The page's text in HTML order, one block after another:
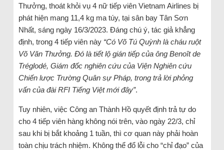
Thưởng, thoát khỏi vụ 4 nữ tiếp viên Vietnam Airlines bị
phát hiện mang 11,4 kg ma túy, tại sân bay Tân Sơn
Nhất, sáng ngày 16/3/2023. Đáng chú ý, tác giả khẳng
định, trong 4 tiếp viên này “Có Võ Tú Quỳnh là cháu ruột
Võ Văn Thưởng. Đó là tiết lộ gián tiếp của ông Benoît de
Tréglodé, Giám đốc nghiên cứu của Viện Nghiên cứu
Chiến lược Trường Quân sự Pháp, trong trả lời phỏng
vấn của đài RFI Tiếng Việt mới đây”.
Tuy nhiên, việc Công an Thành Hồ quyết định trả tự do
cho 4 tiếp viên hàng không nói trên, vào ngày 22/3, chỉ
sau khi bị bắt khoảng 1 tuần, thì cơ quan này phải hoàn
toàn chịu trách nhiệm. Không thể đổ lỗi cho “chỉ đạo” của